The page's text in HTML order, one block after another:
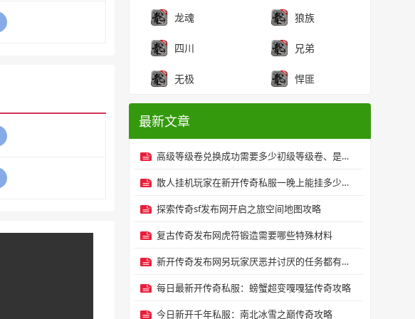
狼族
龙魂
兄弟
四川
悍匪
无极
最新文章
高级等级卷兑换成功需要多少初级等级卷、是否有失败率？
散人挂机玩家在新开传奇私服一晚上能挂多少元宝？
探索传奇sf发布网开启之旅空间地图攻略
复古传奇发布网虎符锻造需要哪些特殊材料
新开传奇发布网另玩家厌恶并讨厌的任务都有哪些？
每日最新开传奇私服：螃蟹超变嘎嘎猛传奇攻略
今日新开千年私服：南北冰雪之巅传奇攻略